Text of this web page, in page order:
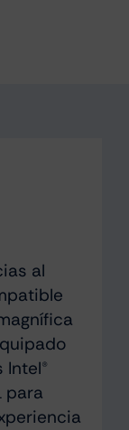
al
para